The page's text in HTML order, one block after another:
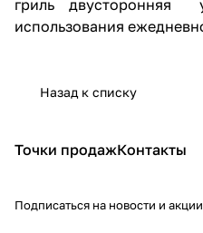
гриль двусторонняя
использования
Назад к списку
Точки продажКонтакты
Подписаться на новости и акции